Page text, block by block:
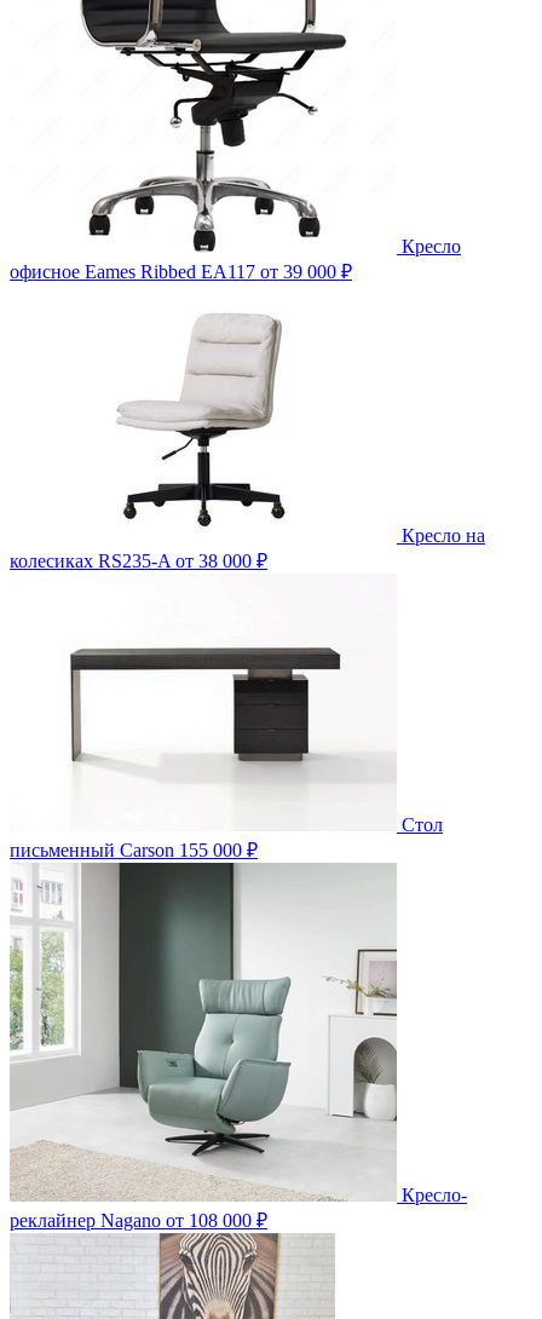
Кресло
офисное Eames Ribbed EA117 от 39 000 ₽
Кресло на
колесиках RS235-A от 38 000 ₽
Стол
письменный Carson 155 000 ₽
Кресло-
реклайнер Nagano от 108 000 ₽